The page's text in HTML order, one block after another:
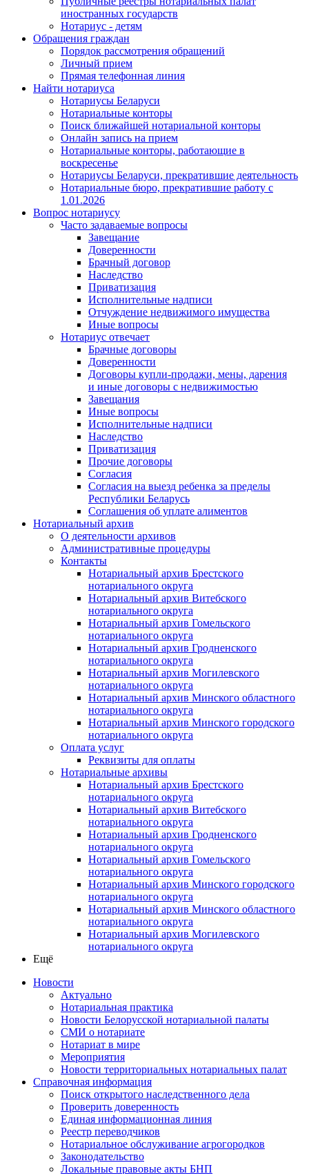
иностранных государств
Нотариус - детям
Обращения граждан
Порядок рассмотрения обращений
Личный прием
Прямая телефонная линия
Найти нотариуса
Нотариусы Беларуси
Нотариальные конторы
Поиск ближайшей нотариальной конторы
Онлайн запись на прием
Нотариальные конторы, работающие в
воскресенье
Нотариусы Беларуси, прекратившие деятельность
Нотариальные бюро, прекратившие работу с
1.01.2026
Вопрос нотариусу
Часто задаваемые вопросы
Завещание
Доверенности
Брачный договор
Наследство
Приватизация
Исполнительные надписи
Отчуждение недвижимого имущества
Иные вопросы
Нотариус отвечает
Брачные договоры
Доверенности
Договоры купли-продажи, мены, дарения
и иные договоры с недвижимостью
Завещания
Иные вопросы
Исполнительные надписи
Наследство
Приватизация
Прочие договоры
Согласия
Согласия на выезд ребенка за пределы
Республики Беларусь
Соглашения об уплате алиментов
Нотариальный архив
О деятельности архивов
Административные процедуры
Контакты
Нотариальный архив Брестского
нотариального округа
Нотариальный архив Витебского
нотариального округа
Нотариальный архив Гомельского
нотариального округа
Нотариальный архив Гродненского
нотариального округа
Нотариальный архив Могилевского
нотариального округа
Нотариальный архив Минского областного
нотариального округа
Нотариальный архив Минского городского
нотариального округа
Оплата услуг
Реквизиты для оплаты
Нотариальные архивы
Нотариальный архив Брестского
нотариального округа
Нотариальный архив Витебского
нотариального округа
Нотариальный архив Гродненского
нотариального округа
Нотариальный архив Гомельского
нотариального округа
Нотариальный архив Минского городского
нотариального округа
Нотариальный архив Минского областного
нотариального округа
Нотариальный архив Могилевского
нотариального округа
Ещё
Новости
Актуально
Нотариальная практика
Новости Белорусской нотариальной палаты
СМИ о нотариате
Нотариат в мире
Мероприятия
Новости территориальных нотариальных палат
Справочная информация
Поиск открытого наследственного дела
Проверить доверенность
Единая информационная линия
Реестр переводчиков
Нотариальное обслуживание агрогородков
Законодательство
Локальные правовые акты БНП